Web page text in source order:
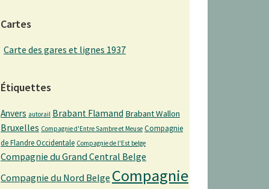
Cartes
Carte des gares et lignes 1937
Étiquettes
Anvers autorail Brabant Flamand Brabant Wallon
Bruxelles Compagnie d'Entre Sambre et Meuse Compagnie
de Flandre Occidentale Compagnie de l'Est belge
Compagnie du Grand Central Belge
Compagnie du Nord Belge Compagnie